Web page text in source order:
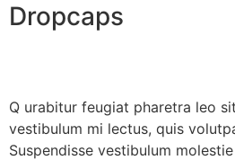
Dropcaps
Q urabitur feugiat pharetra leo
vestibulum mi lectus, quis
Suspendisse vestibulum